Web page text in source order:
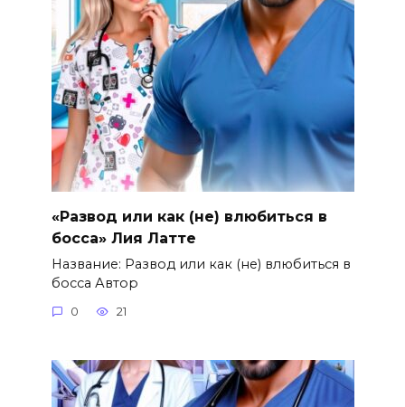
«Развод или как (не) влюбиться в
босса» Лия Латте
Название: Развод или как (не) влюбиться в
босса Автор
0 21